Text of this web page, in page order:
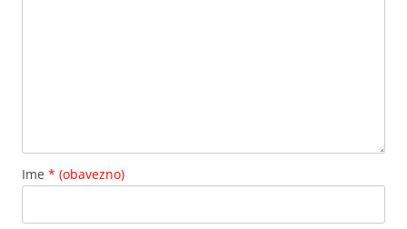
Ime * (obavezno)